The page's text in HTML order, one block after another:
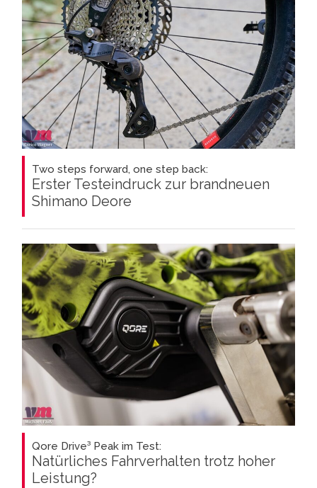
Two steps forward, one step back:
Erster Testeindruck zur brandneuen
Shimano Deore
Qore Drive³ Peak im Test:
Natürliches Fahrverhalten trotz hoher
Leistung?